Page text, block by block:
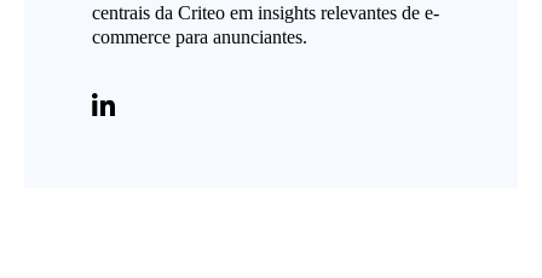
centrais da Criteo em insights relevantes de e-
commerce para anunciantes.